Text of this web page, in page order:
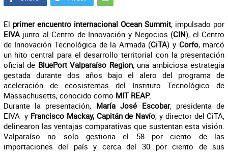
El primer encuentro internacional Ocean Summit, impulsado por
EIVAjunto al Centro de Innovación y Negocios (CIN), el Centro
de Innovación Tecnológica de la Armada (CiTA) y Corfo, marcó
un hito central para el desarrollo territorial con la presentación
oficial de BluePort Valparaíso Region, una ambiciosa estrategia
gestada durante dos años bajo el alero del programa de
aceleración de ecosistemas del Instituto Tecnológico de
Massachusetts, conocido como MIT REAP.
Durante la presentación, María José Escobar, presidenta de
EIVA y Francisco Mackay, Capitán de Navío, y director del CiTA,
delinearon las ventajas comparativas que sustentan esta visión.
Valparaíso no solo gestiona el 58 por ciento de las
importaciones del país y cerca del 30 por ciento de sus